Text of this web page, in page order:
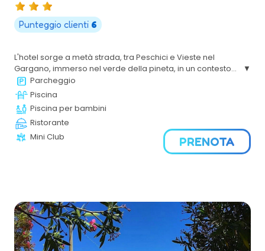
Punteggio clienti 6
L'hotel sorge a metà strada, tra Peschici e Vieste nel
Gargano, immerso nel verde della pineta, in un contesto
paesaggistico di indiscussa bellezza, renderà la vostra
vacanza totalmente rilassante.
Parcheggio
Piscina
Piscina per bambini
Ristorante
Mini Club
PRENOTA